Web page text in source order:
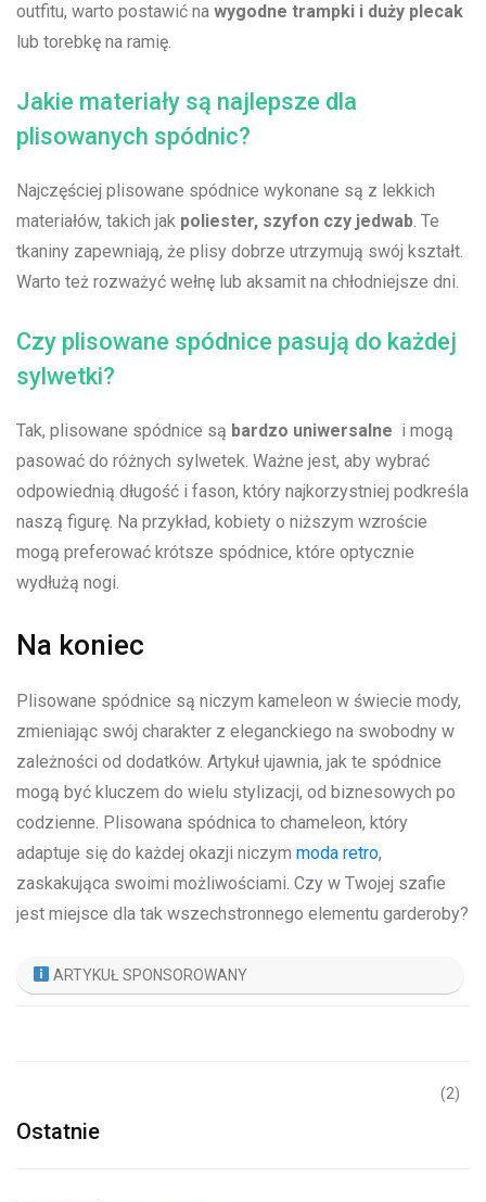
outfitu, ⁢warto postawić na⁢ wygodne trampki i duży plecak
lub torebkę na‍ ramię.
Jakie materiały są najlepsze dla
plisowanych spódnic?
Najczęściej plisowane spódnice wykonane są ⁤z lekkich
materiałów, takich ‌jak poliester, szyfon ⁤czy jedwab. Te
⁢tkaniny zapewniają, ⁤że plisy dobrze utrzymują swój kształt.
Warto też rozważyć wełnę lub aksamit na chłodniejsze dni.
Czy plisowane‍ spódnice pasują do każdej‌
sylwetki?
Tak, plisowane spódnice są bardzo ⁣uniwersalne ⁤ i mogą⁢
pasować do różnych ⁤sylwetek. Ważne jest, aby wybrać
odpowiednią długość i fason, który‍ najkorzystniej podkreśla
naszą figurę. Na przykład, kobiety o niższym wzroście
mogą preferować krótsze spódnice,⁤ które optycznie
wydłużą nogi.
Na koniec
Plisowane​ spódnice⁣ są niczym kameleon w świecie mody, ​
zmieniając swój charakter z eleganckiego na swobodny w
zależności od​ dodatków. Artykuł ​ujawnia, jak te spódnice
mogą być kluczem do ‍wielu stylizacji, od biznesowych po
codzienne. Plisowana​ spódnica ⁤to chameleon, który
adaptuje się​ do każdej okazji‍ niczym⁢ moda retro,
zaskakująca swoimi możliwościami. Czy w Twojej szafie ​
jest miejsce ⁤dla tak wszechstronnego elementu garderoby?
ARTYKUŁ SPONSOROWANY
Ostatnie
(2)